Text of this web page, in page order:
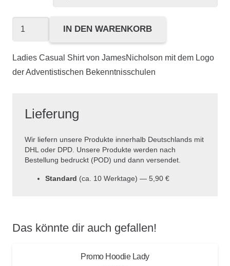
Ladies'
T
Menge
IN DEN WARENKORB
Ladies Casual Shirt von JamesNicholson mit dem Logo
der Adventistischen Bekenntnisschulen
Lieferung
Wir liefern unsere Produkte innerhalb Deutschlands mit
DHL oder DPD. Unsere Produkte werden nach
Bestellung bedruckt (POD) und dann versendet.
Standard (ca. 10 Werktage) — 5,90 €
Das könnte dir auch gefallen!
Promo Hoodie Lady